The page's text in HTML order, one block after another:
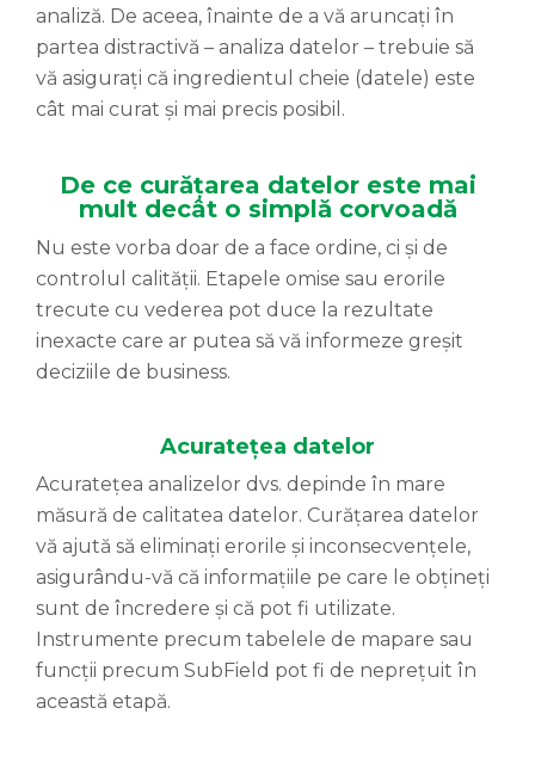
analiză. De aceea, înainte de a vă aruncați în
partea distractivă – analiza datelor – trebuie să
vă asigurați că ingredientul cheie (datele) este
cât mai curat și mai precis posibil.
De ce curățarea datelor este mai
mult decât o simplă corvoadă
Nu este vorba doar de a face ordine, ci și de
controlul calității. Etapele omise sau erorile
trecute cu vederea pot duce la rezultate
inexacte care ar putea să vă informeze greșit
deciziile de business.
Acuratețea datelor
Acuratețea analizelor dvs. depinde în mare
măsură de calitatea datelor. Curățarea datelor
vă ajută să eliminați erorile și inconsecvențele,
asigurându-vă că informațiile pe care le obțineți
sunt de încredere și că pot fi utilizate.
Instrumente precum tabelele de mapare sau
funcții precum SubField pot fi de neprețuit în
această etapă.